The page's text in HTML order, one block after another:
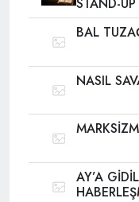
BAL
NASIL
AY’A